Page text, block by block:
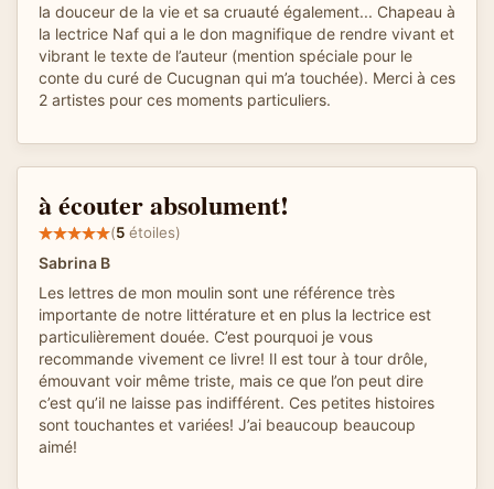
la douceur de la vie et sa cruauté également... Chapeau à
la lectrice Naf qui a le don magnifique de rendre vivant et
vibrant le texte de l’auteur (mention spéciale pour le
conte du curé de Cucugnan qui m’a touchée). Merci à ces
2 artistes pour ces moments particuliers.
à écouter absolument!
(5 étoiles)
Sabrina B
Les lettres de mon moulin sont une référence très
importante de notre littérature et en plus la lectrice est
particulièrement douée. C’est pourquoi je vous
recommande vivement ce livre! Il est tour à tour drôle,
émouvant voir même triste, mais ce que l’on peut dire
c’est qu’il ne laisse pas indifférent. Ces petites histoires
sont touchantes et variées! J’ai beaucoup beaucoup
aimé!